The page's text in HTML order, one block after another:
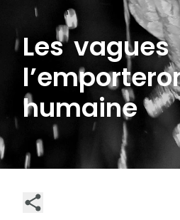
Les
humaine